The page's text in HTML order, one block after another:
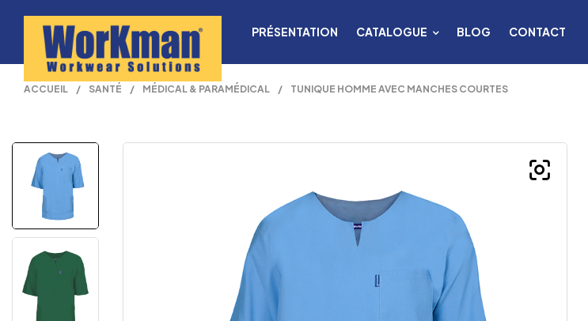
PRÉSENTATION CATALOGUE BLOG CONTACT
ACCUEIL / SANTÉ / MÉDICAL & PARAMÉDICAL / TUNIQUE HOMME AVEC MANCHES COURTES